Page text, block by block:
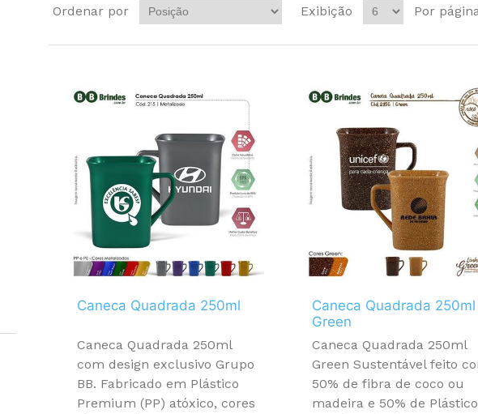
Ordenar por Exibição Por
Caneca Quadrada 250ml
Caneca Quadrada 250ml
com design exclusivo Grupo
BB. Fabricado em Plástico
Premium (PP) atóxico, cores
Caneca Quadrada 250ml
Green
Caneca Quadrada 250ml
Green Sustentável feito
50% de fibra de coco ou
madeira e 50% de Plástico